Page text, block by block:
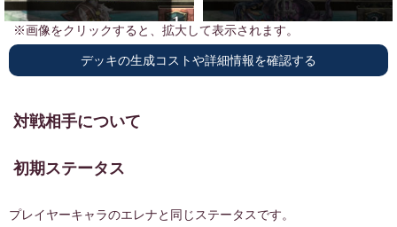
※画像をクリックすると、拡大して表示されます。
デッキの生成コストや詳細情報を確認する
デッキのレアリティ
L
SR 0
対戦相手について
初期ステータス
プレイヤーキャラのエレナと同じステータスです。